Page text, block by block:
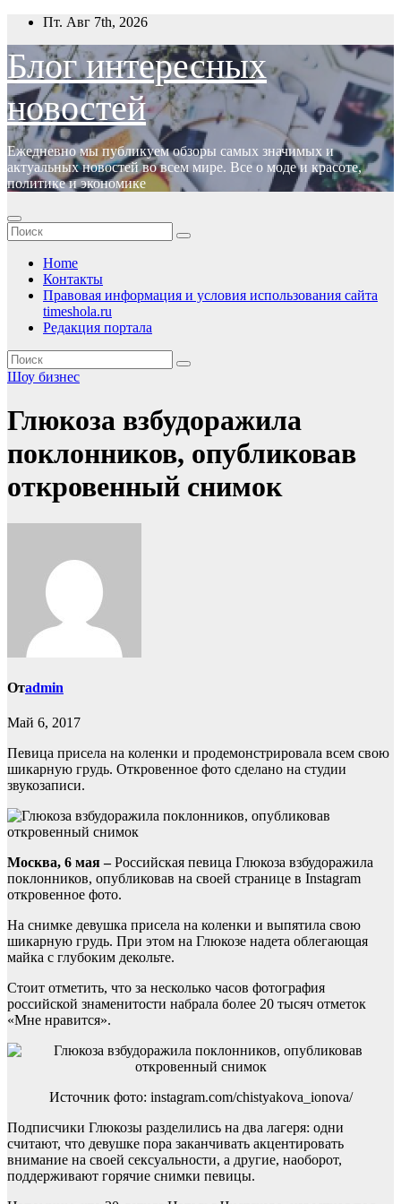
Перейти
содержимому
Пт. Авг 7th, 2026
Блог интересных
новостей
Ежедневно мы публикуем обзоры самых значимых и
актуальных новостей во всем мире. Все о моде и красоте,
политике и экономике
Home
Контакты
Правовая информация и условия использования сайта
timeshola.ru
Редакция портала
Шоу бизнес
Глюкоза взбудоражила
поклонников, опубликовав
откровенный снимок
Отadmin
Май 6, 2017
Певица присела на коленки и продемонстрировала всем свою
шикарную грудь. Откровенное фото сделано на студии
звукозаписи.
Москва, 6 мая –Российская певица Глюкоза взбудоражила
поклонников, опубликовав на своей странице в Instagram
откровенное фото.
На снимке девушка присела на коленки и выпятила свою
шикарную грудь. При этом на Глюкозе надета облегающая
майка с глубоким декольте.
Стоит отметить, что за несколько часов фотография
российской знаменитости набрала более 20 тысяч отметок
«Мне нравится».
Источник фото: instagram.com/chistyakova_ionova/
Подписчики Глюкозы разделились на два лагеря: одни
считают, что девушке пора заканчивать акцентировать
внимание на своей сексуальности, а другие, наоборот,
поддерживают горячие снимки певицы.